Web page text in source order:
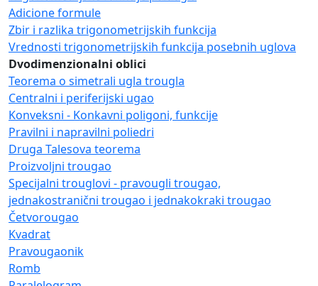
Adicione formule
Zbir i razlika trigonometrijskih funkcija
Vrednosti trigonometrijskih funkcija posebnih uglova
Dvodimenzionalni oblici
Teorema o simetrali ugla trougla
Centralni i periferijski ugao
Konveksni - Konkavni poligoni, funkcije
Pravilni i napravilni poliedri
Druga Talesova teorema
Proizvoljni trougao
Specijalni trouglovi - pravougli trougao,
jednakostranični trougao i jednakokraki trougao
Četvorougao
Kvadrat
Pravougaonik
Romb